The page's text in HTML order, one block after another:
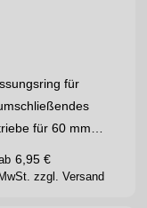
für
für 60 mm…
zzgl. Versand
6,95 €